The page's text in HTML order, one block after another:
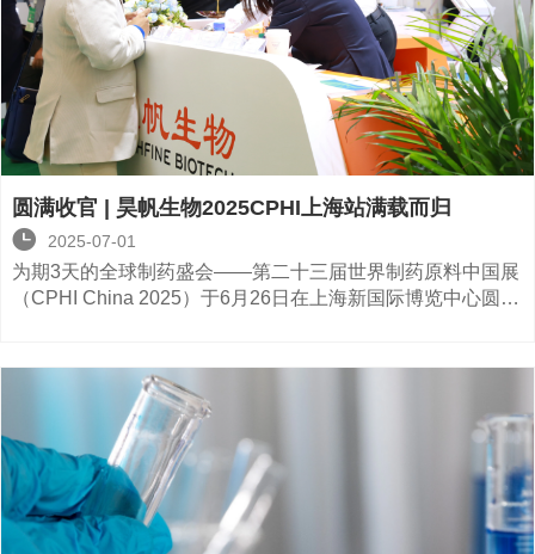
圆满收官 | 昊帆生物2025CPHI上海站满载而归

2025-07-01
为期3天的全球制药盛会——第二十三届世界制药原料中国展
（CPHI China 2025）于6月26日在上海新国际博览中心圆满